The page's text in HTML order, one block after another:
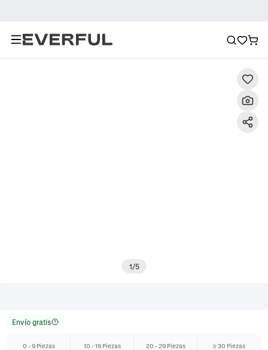
1/5
Envío gratis
0 - 9 Piezas 10 - 19 Piezas 20 - 29 Piezas ≥ 30 Piezas